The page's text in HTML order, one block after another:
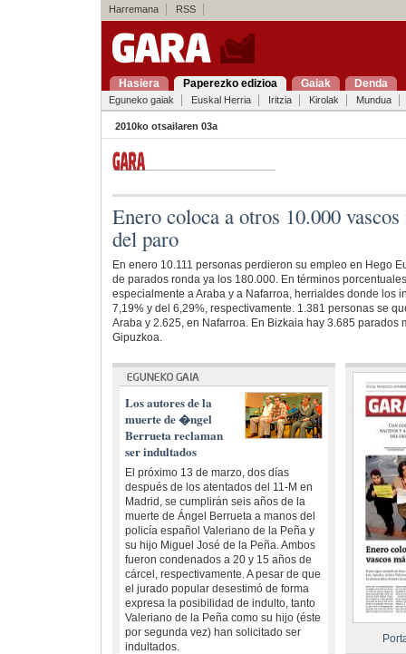
Harremana RSS
Hasiera Paperezko edizioa Gaiak Denda
Eguneko gaiak Euskal Herria Iritzia Kirolak Mundua
2010ko otsailaren 03a
Enero coloca a otros 10.000
del paro
En enero 10.111 personas perdieron su empleo en Hego
de parados ronda ya los 180.000. En términos
especialmente a Araba y a Nafarroa, herrialdes donde los
7,19% y del 6,29%, respectivamente. 1.381 personas se
Araba y 2.625, en Nafarroa. En Bizkaia hay 3.685 parados
Gipuzkoa.
Los autores de la
muerte de �ngel
Berrueta reclaman
ser indultados
El próximo 13 de marzo, dos días
después de los atentados del 11-M en
Madrid, se cumplirán seis años de la
muerte de Ángel Berrueta a manos del
policía español Valeriano de la Peña y
su hijo Miguel José de la Peña. Ambos
fueron condenados a 20 y 15 años de
cárcel, respectivamente. A pesar de que
el jurado popular desestimó de forma
expresa la posibilidad de indulto, tanto
Valeriano de la Peña como su hijo (éste
por segunda vez) han solicitado ser
indultados.